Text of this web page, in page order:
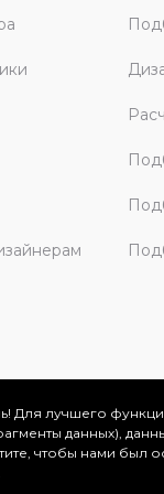
и
представлена
Для лучшего
данных),
чтобы нами был